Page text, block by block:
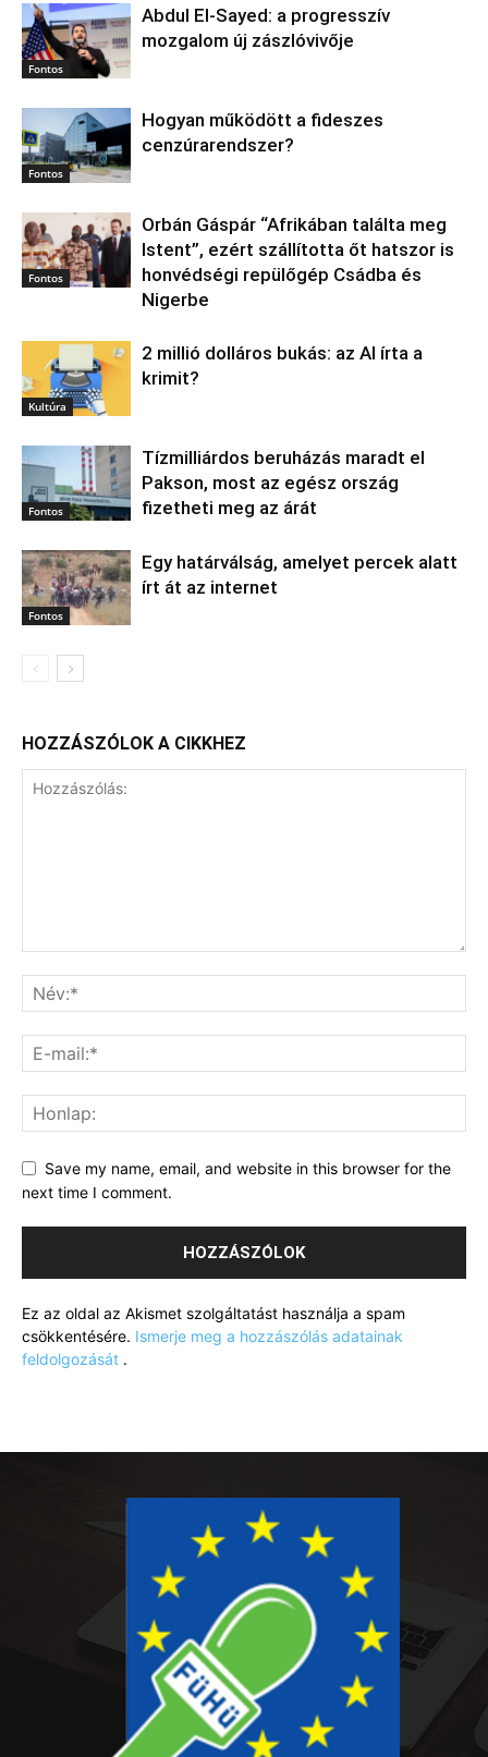
Fontos
Abdul El‑Sayed: a progresszív
mozgalom új zászlóvivője
Fontos
Hogyan működött a fideszes
cenzúrarendszer?
Fontos
Orbán Gáspár “Afrikában találta meg
Istent”, ezért szállította őt hatszor is
honvédségi repülőgép Csádba és
Nigerbe
Kultúra
2 millió dolláros bukás: az AI írta a
krimit?
Fontos
Tízmilliárdos beruházás maradt el
Pakson, most az egész ország
fizetheti meg az árát
Fontos
Egy határválság, amelyet percek alatt
írt át az internet
HOZZÁSZÓLOK A CIKKHEZ
Save my name, email, and website in this browser for the
next time I comment.
Ez az oldal az Akismet szolgáltatást használja a spam
csökkentésére. Ismerje meg a hozzászólás adatainak
feldolgozását .